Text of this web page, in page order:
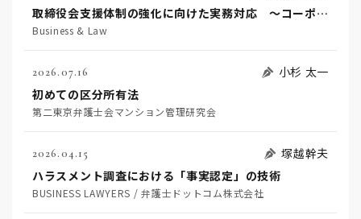
取締役会支援体制の強化に向けた実務対応 ～コーポレートガバナンス・コードを踏まえた支援機能の高度化に向けて～
Business & Law
2026.07.16
小杉 太一
初めての区分所有法
第二東京弁護士会マンション管理研究会
2026.04.15
塚越幹夫
ハラスメント調査における「事実認定」の技術
BUSINESS LAWYERS / 弁護士ドットコム株式会社